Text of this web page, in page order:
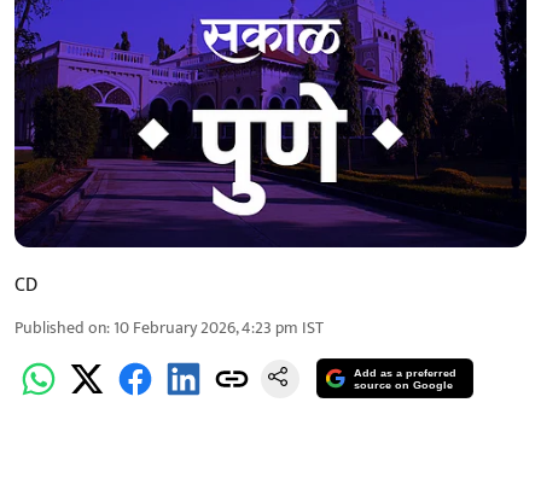
CD
Published on:10 February 2026, 4:23 pm IST
Add as a preferred
source on Google